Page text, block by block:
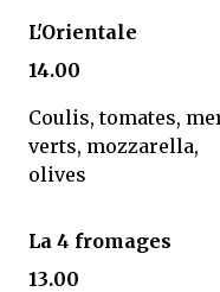
L'Orientale
14.00
Coulis, tomates,
verts, mozzarella,
olives
La 4 fromages
13.00